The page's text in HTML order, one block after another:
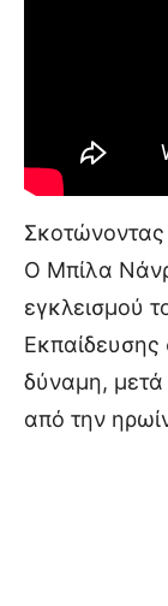
Σκοτώνοντας
Ο Μπίλα
εγκλεισμού
Εκπαίδευσης
δύναμη, μετά
από την